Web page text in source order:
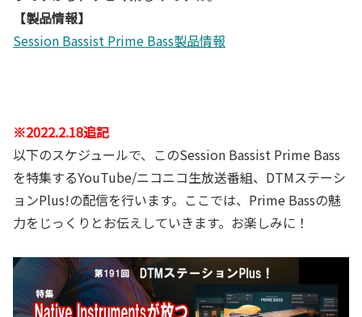
【製品情報】
Session Bassist Prime Bass製品情報
※2022.2.18追記
以下のスケジュールで、このSession Bassist Prime Bass
を特集するYouTube/ニコニコ生放送番組、DTMステーシ
ョンPlus!の配信を行います。ここでは、Prime Bassの魅
力をじっくりとお伝えしていきます。お楽しみに！